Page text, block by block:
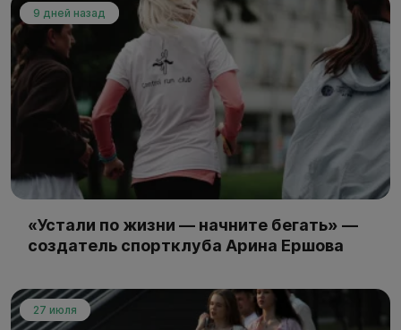
9 дней назад
«Устали по жизни — начните бегать» —
создатель спортклуба Арина Ершова
27 июля